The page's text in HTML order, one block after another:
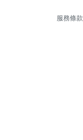
服務條款